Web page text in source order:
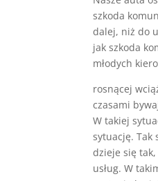
szkoda
dalej, niż do
jak szkoda
młodych
rosnącej
czasami
W takiej
sytuację. Tak
dzieje się
usług. W